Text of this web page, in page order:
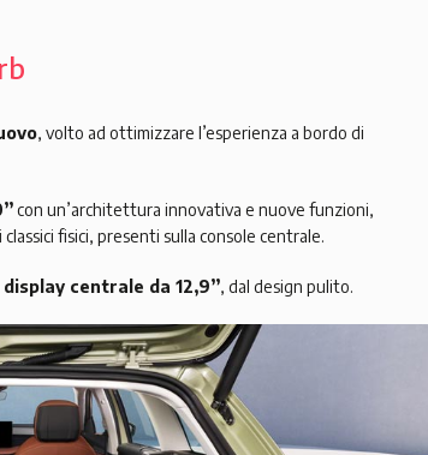
, volto ad ottimizzare l’esperienza a bordo di
con un’architettura innovativa e nuove funzioni,
classici fisici, presenti sulla console centrale.
display centrale da 12,9’’, dal design pulito.